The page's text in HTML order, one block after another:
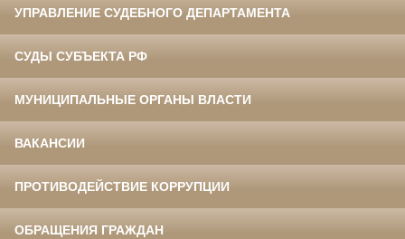
УПРАВЛЕНИЕ СУДЕБНОГО ДЕПАРТАМЕНТА
СУДЫ СУБЪЕКТА РФ
МУНИЦИПАЛЬНЫЕ ОРГАНЫ ВЛАСТИ
ВАКАНСИИ
ПРОТИВОДЕЙСТВИЕ КОРРУПЦИИ
ОБРАЩЕНИЯ ГРАЖДАН